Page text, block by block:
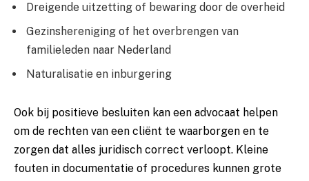
Dreigende uitzetting of bewaring door de overheid
Gezinshereniging of het overbrengen van
familieleden naar Nederland
Naturalisatie en inburgering
Ook bij positieve besluiten kan een advocaat helpen
om de rechten van een cliënt te waarborgen en te
zorgen dat alles juridisch correct verloopt. Kleine
fouten in documentatie of procedures kunnen grote